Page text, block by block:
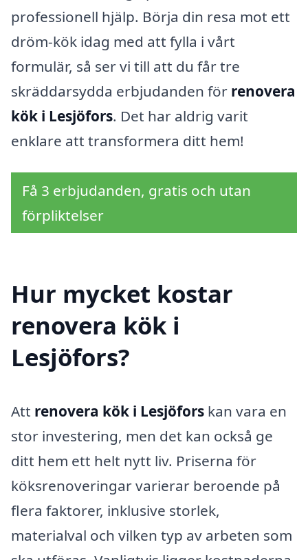
professionell hjälp. Börja din resa mot ett
dröm-kök idag med att fylla i vårt
formulär, så ser vi till att du får tre
skräddarsydda erbjudanden för renovera
kök i Lesjöfors. Det har aldrig varit
enklare att transformera ditt hem!
Få 3 erbjudanden, gratis och utan
förpliktelser
Hur mycket kostar
renovera kök i
Lesjöfors?
Att renovera kök i Lesjöfors kan vara en
stor investering, men det kan också ge
ditt hem ett helt nytt liv. Priserna för
köksrenoveringar varierar beroende på
flera faktorer, inklusive storlek,
materialval och vilken typ av arbeten som